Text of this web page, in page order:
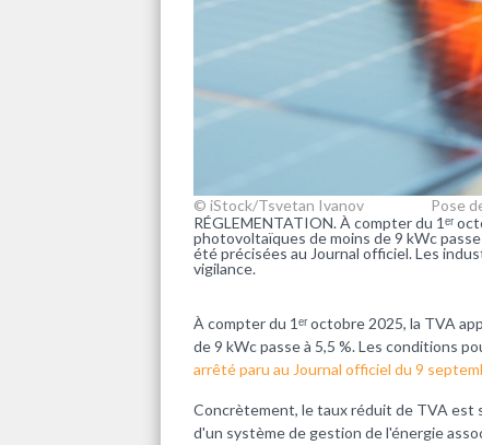
© iStock/Tsvetan Ivanov
Pose
RÉGLEMENTATION. À compter du 1ᵉʳ
photovoltaïques de moins de 9 kWc
été précisées au Journal officiel. Les
vigilance.
À compter du 1ᵉʳ octobre 2025, la TVA
de 9 kWc passe à 5,5 %. Les conditions
arrêté paru au Journal officiel du 9
Concrètement, le taux réduit de TVA est
d'un système de gestion de l'énergie